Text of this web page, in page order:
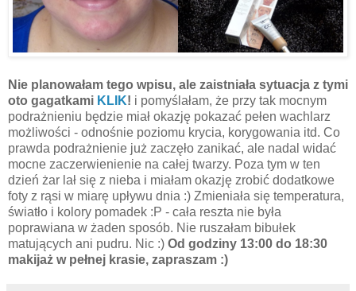
Nie planowałam tego wpisu, ale zaistniała sytuacja z tymi
oto gagatkami KLIK! i pomyślałam, że przy tak mocnym
podrażnieniu będzie miał okazję pokazać pełen wachlarz
możliwości - odnośnie poziomu krycia, korygowania itd. Co
prawda podrażnienie już zaczęło zanikać, ale nadal widać
mocne zaczerwienienie na całej twarzy. Poza tym w ten
dzień żar lał się z nieba i miałam okazję zrobić dodatkowe
foty z rąsi w miarę upływu dnia :) Zmieniała się temperatura,
światło i kolory pomadek :P - cała reszta nie była
poprawiana w żaden sposób. Nie ruszałam bibułek
matujących ani pudru. Nic :) Od godziny 13:00 do 18:30
makijaż w pełnej krasie, zapraszam :)